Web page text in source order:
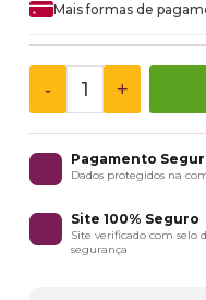
Mais formas de
- +
Pagamento
Dados protegidos na
Site 100% Seguro
Site verificado com selo
segurança